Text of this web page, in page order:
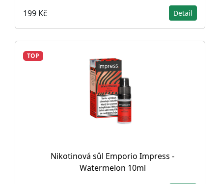
199 Kč Detail
TOP
Nikotinová sůl Emporio Impress -
Watermelon 10ml